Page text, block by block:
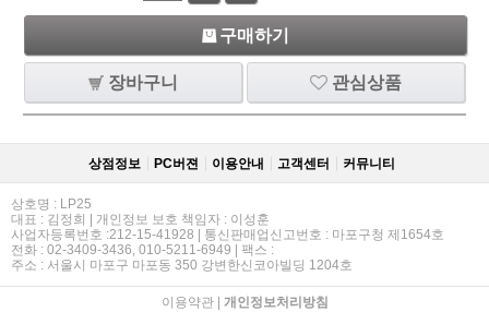
구매하기
장바구니 관심상품
상점정보 PC버젼 이용안내 고객센터 커뮤니티
상호명 : LP25
대표 : 김정희 | 개인정보 보호 책임자 : 이성훈
사업자등록번호 :212-15-41928 | 통신판매업신고번호 : 마포구청 제1654호
전화 : 02-3409-3436, 010-5211-6949 | 팩스 :
주소 : 서울시 마포구 마포동 350 강변한신코아빌딩 1204호
이용약관| 개인정보처리방침